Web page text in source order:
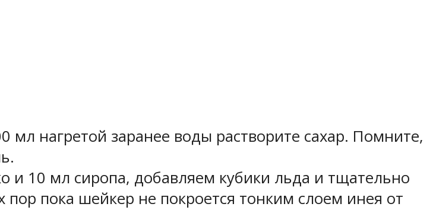
мл нагретой заранее воды растворите сахар. Помните,
и 10 мл сиропа, добавляем кубики льда и тщательно
пока шейкер не покроется тонким слоем инея от